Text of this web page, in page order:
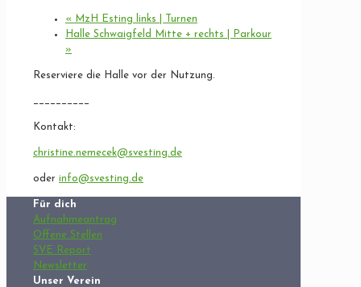
« MzH Esting links | Turnen
Halle Schwaigfeld Mitte + rechts | Parkour
»
Reserviere die Halle vor der Nutzung.
__________
Kontakt:
christine.nemecek@svesting.de
oder info@svesting.de
Für dich
Aufnahmeantrag
Offene Stellen
SVE Report
Newsletter
Unser Verein